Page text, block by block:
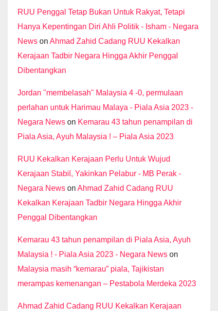
RUU Penggal Tetap Bukan Untuk Rakyat, Tetapi
Hanya Kepentingan Diri Ahli Politik - Isham - Negara
News on Ahmad Zahid Cadang RUU Kekalkan
Kerajaan Tadbir Negara Hingga Akhir Penggal
Dibentangkan
Jordan "membelasah" Malaysia 4 -0, permulaan
perlahan untuk Harimau Malaya - Piala Asia 2023 -
Negara News on Kemarau 43 tahun penampilan di
Piala Asia, Ayuh Malaysia ! – Piala Asia 2023
RUU Kekalkan Kerajaan Perlu Untuk Wujud
Kerajaan Stabil, Yakinkan Pelabur - MB Perak -
Negara News on Ahmad Zahid Cadang RUU
Kekalkan Kerajaan Tadbir Negara Hingga Akhir
Penggal Dibentangkan
Kemarau 43 tahun penampilan di Piala Asia, Ayuh
Malaysia ! - Piala Asia 2023 - Negara News on
Malaysia masih “kemarau” piala, Tajikistan
merampas kemenangan – Pestabola Merdeka 2023
Ahmad Zahid Cadang RUU Kekalkan Kerajaan